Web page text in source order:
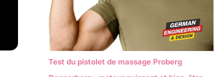
Test du pistolet de massage Proberg